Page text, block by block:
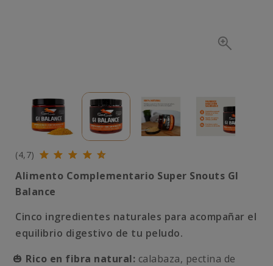
(4,7)
Alimento Complementario Super Snouts GI
Balance
Cinco ingredientes naturales para acompañar el
equilibrio digestivo de tu peludo.
🎃 Rico en fibra natural: calabaza, pectina de